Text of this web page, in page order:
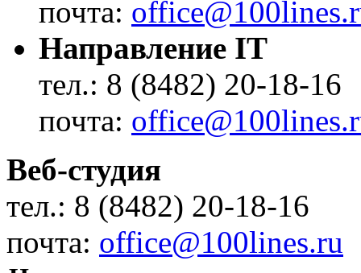
почта:
Направление IT
тел.: 8 (8482) 20-18-16
почта:
Веб-студия
тел.: 8 (8482) 20-18-16
почта: office@100lines.ru